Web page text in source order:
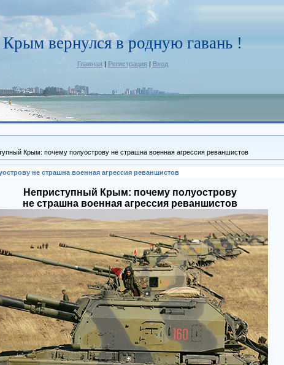
Крым вернулся в родную гавань !
Главная | Регистрация | Вход
Крым: почему полуострову не страшна военная агрессия реваншистов
не страшна военная агрессия реваншистов
Неприступный Крым: почему полуострову
не страшна военная агрессия реваншистов